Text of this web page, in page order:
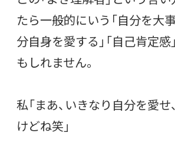
たら一般的にいう「自分を大事
分自身を愛する」「自己肯定
もしれません。
私「まあ、いきなり自分を愛せ
けどね笑」